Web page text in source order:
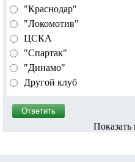
"Краснодар"
"Локомотив"
ЦСКА
"Спартак"
"Динамо"
Другой клуб
Показать